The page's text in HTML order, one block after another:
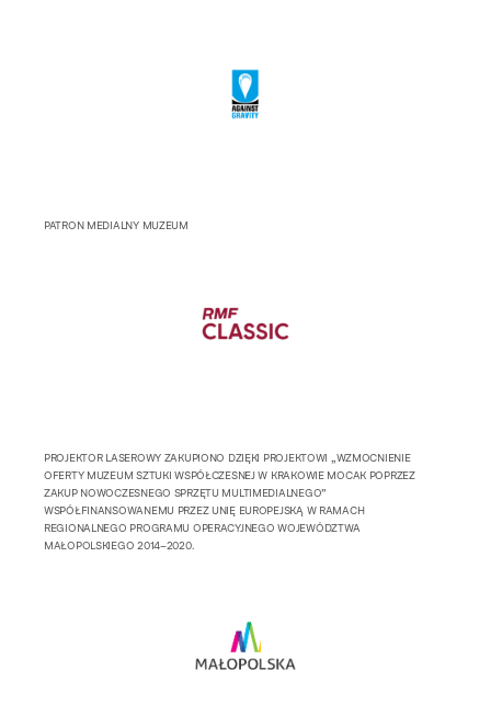
PATRON MEDIALNY MUZEUM
PROJEKTOR LASEROWY ZAKUPIONO DZIĘKI PROJEKTOWI „WZMOCNIENIE
OFERTY MUZEUM SZTUKI WSPÓŁCZESNEJ W KRAKOWIE MOCAK POPRZEZ
ZAKUP NOWOCZESNEGO SPRZĘTU MULTIMEDIALNEGO”
WSPÓŁFINANSOWANEMU PRZEZ UNIĘ EUROPEJSKĄ W RAMACH
REGIONALNEGO PROGRAMU OPERACYJNEGO WOJEWÓDZTWA
MAŁOPOLSKIEGO 2014–2020.